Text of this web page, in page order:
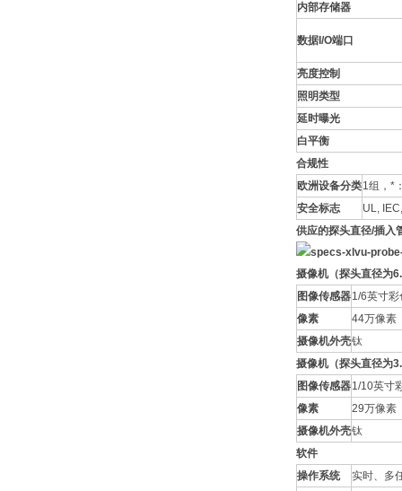
内部存储器
数据I/O端口
亮度控制
照明类型
延时曝光
白平衡
合规性
欧洲设备分类1组，*
安全标志
UL,
供应的探头直径/插入
摄像机（探头直径为
图像传感器1/6英寸
像素
44万像素
摄像机外壳钛
摄像机（探头直径为
图像传感器1/10英寸
像素
29万像素
摄像机外壳钛
软件
操作系统
实时、多